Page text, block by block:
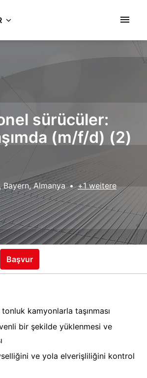
sürücüler:
(m/f/d) (2)
Bayern, Almanya • +1 weitere
Başvur
kamyonlarla taşınması
bir şekilde yüklenmesi ve
ve yola elverişliliğini kontrol